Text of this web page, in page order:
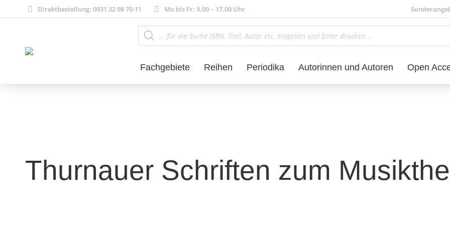
Direktbestellung: 0931 32 98 70-11 Mo bis Fr: 9.00 – 17.00 Uhr
Products
search
Fachgebiete Reihen Periodika Autorinnen und Autoren Open
Thurnauer Schriften zum